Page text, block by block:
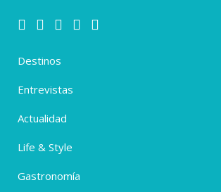
Destinos
Entrevistas
Actualidad
Life & Style
Gastronomía